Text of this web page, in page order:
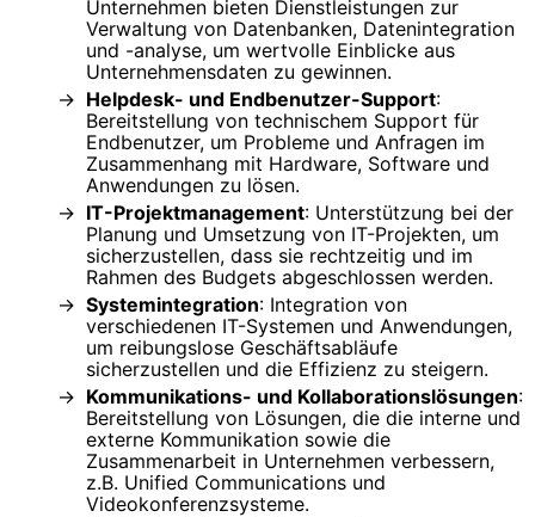
Unternehmen bieten Dienstleistungen zur
Verwaltung von Datenbanken, Datenintegration
und -analyse, um wertvolle Einblicke aus
Unternehmensdaten zu gewinnen.
Helpdesk- und Endbenutzer-Support:
Bereitstellung von technischem Support für
Endbenutzer, um Probleme und Anfragen im
Zusammenhang mit Hardware, Software und
Anwendungen zu lösen.
IT-Projektmanagement: Unterstützung bei der
Planung und Umsetzung von IT-Projekten, um
sicherzustellen, dass sie rechtzeitig und im
Rahmen des Budgets abgeschlossen werden.
Systemintegration: Integration von
verschiedenen IT-Systemen und Anwendungen,
um reibungslose Geschäftsabläufe
sicherzustellen und die Effizienz zu steigern.
Kommunikations- und Kollaborationslösungen:
Bereitstellung von Lösungen, die die interne und
externe Kommunikation sowie die
Zusammenarbeit in Unternehmen verbessern,
z.B. Unified Communications und
Videokonferenzsysteme.